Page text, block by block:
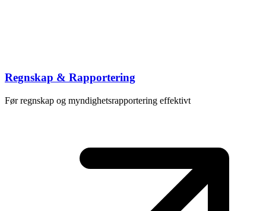
Regnskap & Rapportering
Før regnskap og myndighetsrapportering effektivt